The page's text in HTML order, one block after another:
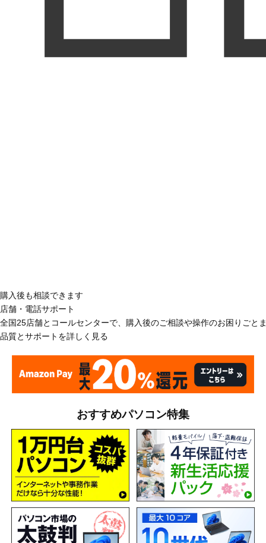
購入後も相談できます
店舗・電話サポート
全国25店舗とコールセンターで、購入後のご相談や操作のお困りごと
品質とサポートを詳しく見る
おすすめパソコン特集